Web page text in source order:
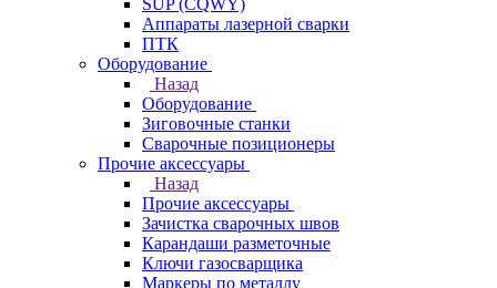
SUP (CQWY)
Аппараты лазерной сварки
ПТК
Оборудование
Назад
Оборудование
Зиговочные станки
Сварочные позиционеры
Прочие аксессуары
Назад
Прочие аксессуары
Зачистка сварочных швов
Карандаши разметочные
Ключи газосварщика
Маркеры по металлу